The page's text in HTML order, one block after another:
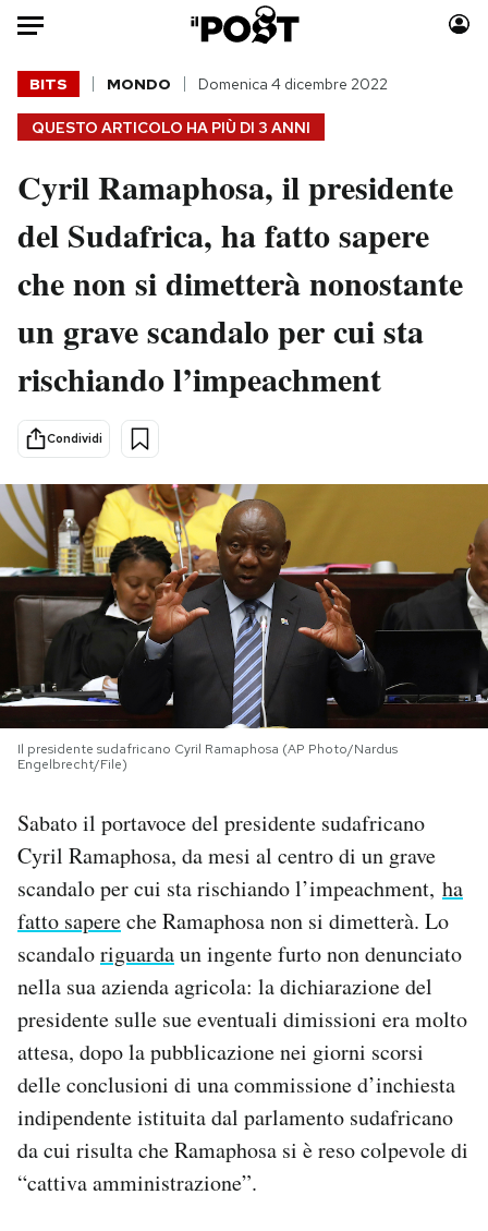
Auto
HOME
Italia
Politica
Tecnologia
Scienza
Cultura
Sport
Moda
Consumismi
Storie/Idee
Media
Europa
PODCAST
NEWSLETTER
I MIEI PREFERITI
SHOP
CALENDARIO
AREA PERSONALE
Area Personale
Newsletter
Notifiche mobile
Regala il Post
Hai bisogno di aiuto?
Esci
QUESTO ARTICOLO HA PIÙ DI 3 ANNI
BITS MONDO Domenica 4 dicembre 2022
Cyril Ramaphosa, il presidente
del Sudafrica, ha fatto sapere
che non si dimetterà nonostante
un grave scandalo per cui sta
rischiando l’impeachment
Condividi
Il presidente sudafricano Cyril Ramaphosa (AP Photo/Nardus
Engelbrecht/File)
Sabato il portavoce del presidente sudafricano
Cyril Ramaphosa, da mesi al centro di un grave
scandalo per cui sta rischiando l’impeachment, ha
fatto sapereche Ramaphosa non si dimetterà. Lo
scandaloriguardaun ingente furto non denunciato
nella sua azienda agricola: la dichiarazione del
presidente sulle sue eventuali dimissioni era molto
attesa, dopo la pubblicazione nei giorni scorsi
delle conclusioni di una commissione d’inchiesta
indipendente istituita dal parlamento sudafricano
da cui risulta che Ramaphosa si è reso colpevole di
“cattiva amministrazione”.